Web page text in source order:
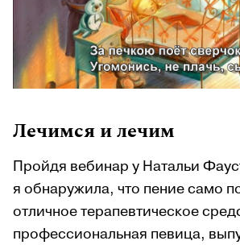
Лечимся и лечим
Пройдя вебинар у Натальи
я обнаружила, что пение само
отличное терапевтическое
профессиональная певица,